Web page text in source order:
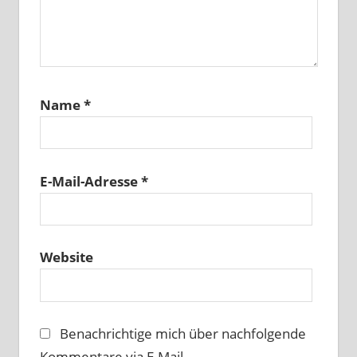
Name*
E-Mail-Adresse*
Website
Benachrichtige mich über nachfolgende